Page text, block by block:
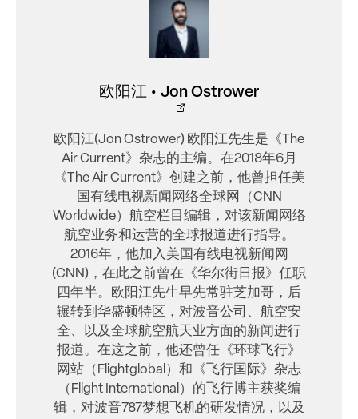
欧阳江 • Jon Ostrower
欧阳江(Jon Ostrower) 欧阳江先生是《The
Air Current》杂志的主编。在2018年6月
《The Air Current》创建之前，他曾担任美
国有线电视新闻网络全球网（CNN
Worldwide）航空栏目编辑，对该新闻网络
航空业务和运营的全球报道进行指导。
2016年，他加入美国有线电视新闻网
(CNN)，在此之前曾在《华尔街日报》任职
四年半。欧阳江先生早先常驻芝加哥，后
辗转到华盛顿特区，对波音公司、航空安
全、以及全球航空航天业方面的新闻进行
报道。在这之前，他还曾任《环球飞行》
网站（Flightglobal）和《飞行国际》杂志
（Flight International）的飞行博主获奖编
辑，对波音787梦想飞机的研发情况，以及